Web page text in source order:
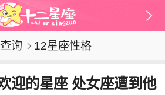
询 12星座性格
迎的星座 处女座遭到他